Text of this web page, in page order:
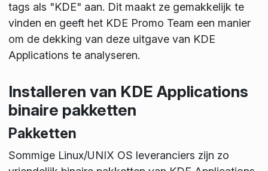
tags als "KDE" aan. Dit maakt ze gemakkelijk te
vinden en geeft het KDE Promo Team een manier
om de dekking van deze uitgave van KDE
Applications te analyseren.
Installeren van KDE Applications
binaire pakketten
Pakketten
Sommige Linux/UNIX OS leveranciers zijn zo